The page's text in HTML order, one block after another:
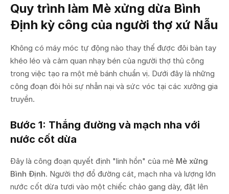
Quy trình làm Mè xửng dừa Bình
Định kỳ công của người thợ xứ Nẫu
Không có máy móc tự động nào thay thế được đôi bàn tay
khéo léo và cảm quan nhạy bén của người thợ thủ công
trong việc tạo ra một mẻ bánh chuẩn vị. Dưới đây là những
công đoạn đòi hỏi sự nhẫn nại và sức vóc tại các xưởng gia
truyền.
Bước 1: Thắng đường và mạch nha với
nước cốt dừa
Đây là công đoạn quyết định "linh hồn" của mẻ Mè xửng
Bình Định. Người thợ đổ đường cát, mạch nha và lượng lớn
nước cốt dừa tươi vào một chiếc chảo gang dày, đặt lên